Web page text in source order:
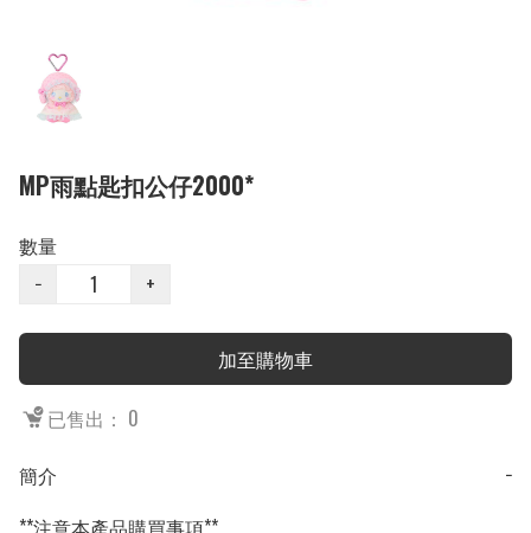
MP雨點匙扣公仔2000*
數量
−
+
加至購物車
已售出： 0
簡介
−